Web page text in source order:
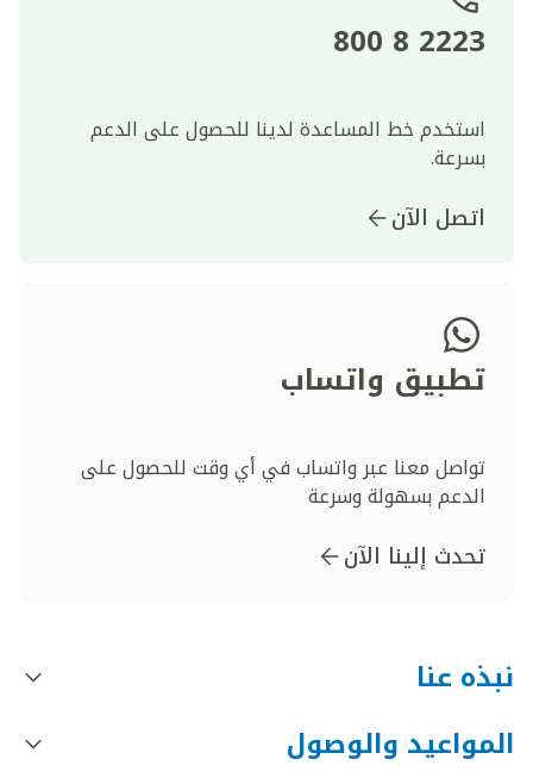
2223 8 800
استخدم خط المساعدة لدينا للحصول على الدعم
بسرعة.
اتصل الآن
تطبيق واتساب
تواصل معنا عبر واتساب في أي وقت للحصول على
الدعم بسهولة وسرعة
تحدث إلينا الآن
نبذه عنا
المواعيد والوصول